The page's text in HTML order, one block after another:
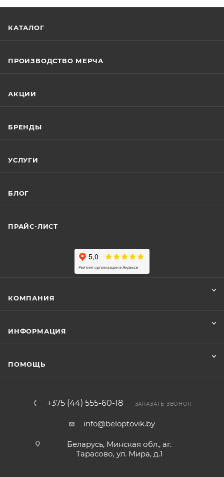
КАТАЛОГ
ПРОИЗВОДСТВО МЕРЧА
АКЦИИ
БРЕНДЫ
УСЛУГИ
БЛОГ
ПРАЙС-ЛИСТ
КОМПАНИЯ
ИНФОРМАЦИЯ
ПОМОЩЬ
+375 (44) 555-60-18 ЗАКАЗАТЬ ЗВОНОК
info@beloptovik.by
Беларусь, Минская обл., аг.
Тарасово, ул. Мира, д.1